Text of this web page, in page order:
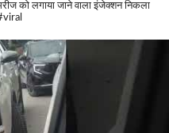
को लगाया जाने वाला इंजेक्शन निकला